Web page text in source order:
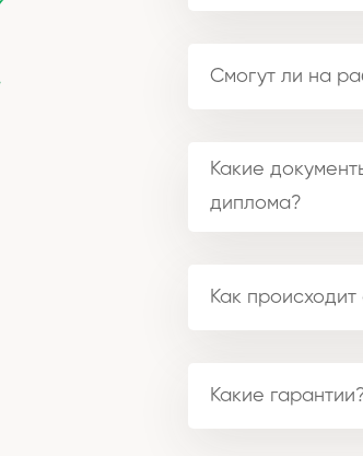
Смогут ли на
Какие
диплома?
Как
Какие